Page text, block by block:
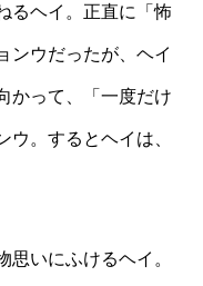
るヘイ。正直に「怖
ンウだったが、ヘイ
かって、「一度だけ
。するとヘイは、
思いにふけるヘイ。